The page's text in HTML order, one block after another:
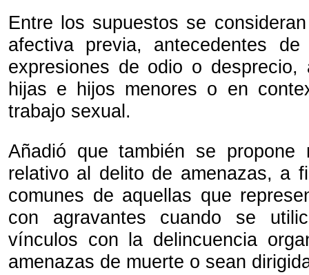
Entre los supuestos se
afectiva previa, antecedentes
expresiones de odio o desprecio,
hijas e hijos menores o en
trabajo sexual.
Añadió que también se propone
relativo al delito de amenazas, a
comunes de aquellas que
con agravantes cuando se
vínculos con la delincuencia
amenazas de muerte o sean